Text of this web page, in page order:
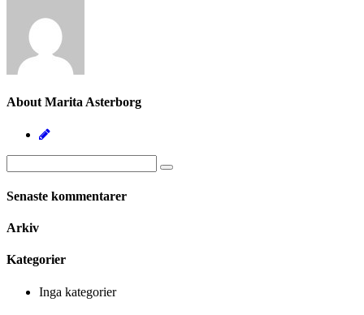
About Marita Asterborg
Senaste kommentarer
Arkiv
Kategorier
Inga kategorier